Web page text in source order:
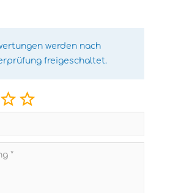
werden nach
freigeschaltet.